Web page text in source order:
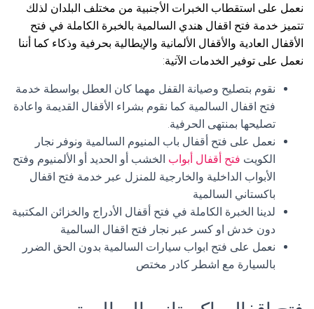
نعمل على استقطاب الخبرات الأجنبية من مختلف البلدان لذلك
تتميز خدمة فتح اقفال هندي السالمية بالخبرة الكاملة في فتح
الأقفال العادية والأقفال الألمانية والإيطالية بحرفية وذكاء كما أننا
نعمل على توفير الخدمات الآتية:
نقوم بتصليح وصيانة القفل مهما كان العطل بواسطة خدمة
فتح اقفال السالمية كما نقوم بشراء الأقفال القديمة واعادة
تصليحها بمنتهى الحرفية.
نعمل على فتح أقفال باب المنيوم السالمية ونوفر نجار
الكويت فتح أقفال أبواب الخشب أو الحديد أو الألمنيوم وفتح
الأبواب الداخلية والخارجية للمنزل عبر خدمة فتح اقفال
باكستاني السالمية
لدينا الخبرة الكاملة في فتح أقفال الأدراج والخزائن المكتبية
دون خدش او كسر عبر نجار فتح اقفال السالمية
نعمل على فتح ابواب سيارات السالمية بدون الحق الضرر
بالسيارة مع اشطر كادر مختص